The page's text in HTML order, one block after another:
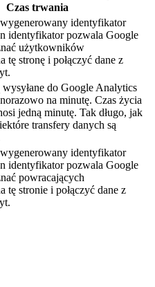
Czas trwania
identyfikator
identyfikator pozwala Google
użytkowników
tę stronę i połączyć dane z
do Google Analytics
na minutę. Czas życia
jedną minutę. Tak długo, jak
transfery danych są
identyfikator
identyfikator pozwala Google
powracających
tę stronie i połączyć dane z